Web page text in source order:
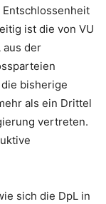
ist die von VU
aus der
bisherige
als ein Drittel
vertreten.
sich die DpL in